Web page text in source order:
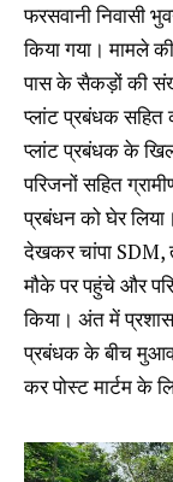
फरसवानी निवासी
किया गया। मामले
पास के सैकड़ों की
प्लांट प्रबंधक सहित
प्लांट प्रबंधक के
परिजनों सहित
प्रबंधन को घेर
देखकर चांपा SDM,
मौके पर पहुंचे और
किया। अंत में
प्रबंधक के बीच
कर पोस्ट मार्टम के